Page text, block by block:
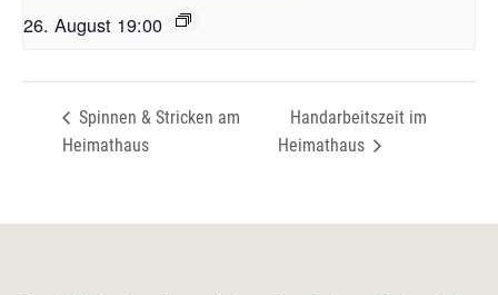
26. August 19:00
Spinnen & Stricken am
Heimathaus
Handarbeitszeit im
Heimathaus